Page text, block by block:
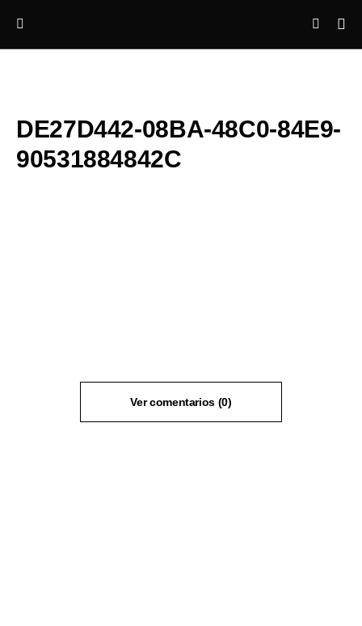
DE27D442-08BA-48C0-84E9-
90531884842C
Ver comentarios (0)